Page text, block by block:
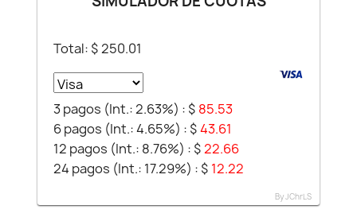
Total: $250.01
3 pagos (Int.: 2.63%) : $ 85.53
6 pagos (Int.: 4.65%) : $ 43.61
12 pagos (Int.: 8.76%) : $ 22.66
24 pagos (Int.: 17.29%) : $ 12.22
By JChrLS